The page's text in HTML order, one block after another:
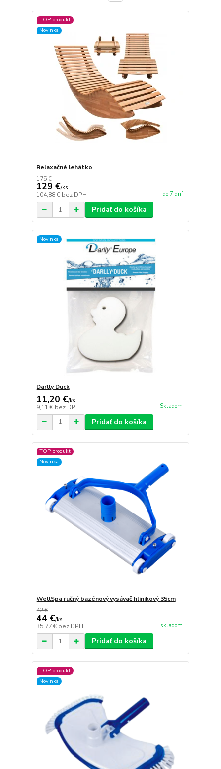
TOP produkt
Novinka
Relaxačné lehátko
175 €
129 €/ks
104,88 € bez DPH do 7 dní
Pridať do košíka
Novinka
Darlly Duck
11,20 €/ks
9,11 € bez DPH Skladom
Pridať do košíka
TOP produkt
Novinka
WellSpa ručný bazénový vysávač hlinikový 35cm
42 €
44 €/ks
35,77 € bez DPH skladom
Pridať do košíka
TOP produkt
Novinka